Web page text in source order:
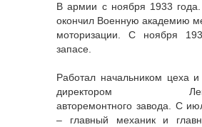
В армии с ноября 1933
окончил Военную академию
моторизации. С ноября
запасе.
Работал начальником цеха и
директором
авторемонтного завода. С
– главный механик и